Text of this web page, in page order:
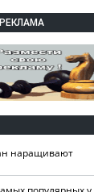
наращивают